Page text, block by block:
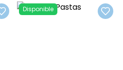
Add to favorites Add
Disponible